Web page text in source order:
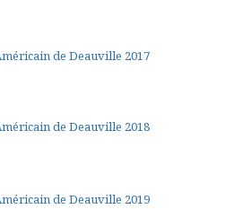
de Deauville 2017
de Deauville 2018
de Deauville 2019